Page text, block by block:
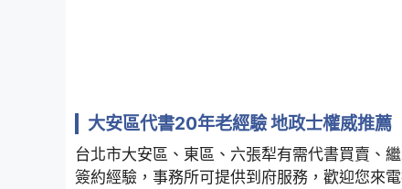
大安區代書20年老經驗 地政士權威推薦
台北市大安區、東區、六張犁有需代書買賣、
簽約經驗，事務所可提供到府服務，歡迎您來